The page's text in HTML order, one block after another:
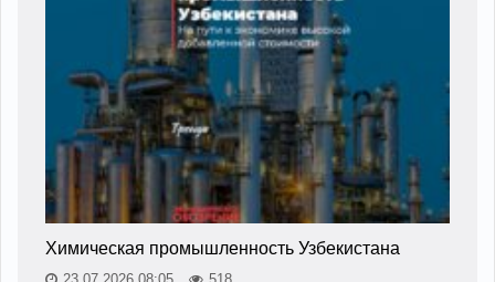
Химическая промышленность Узбекистана